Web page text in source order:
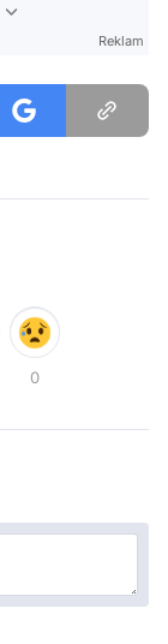
Reklam
0